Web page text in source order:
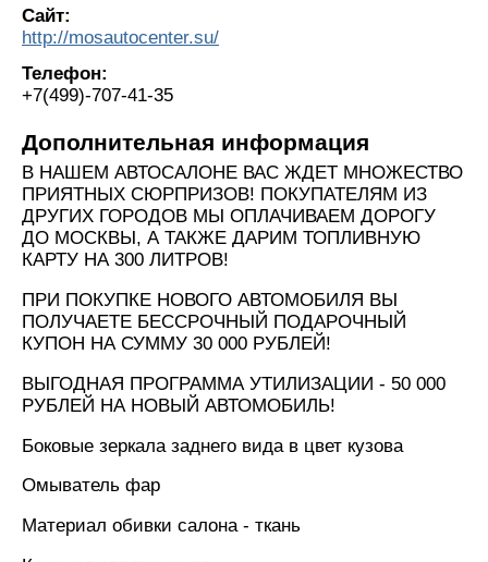
Сайт:
http://mosautocenter.su/
Телефон:
+7(499)-707-41-35
Дополнительная информация
В НАШЕМ АВТОСАЛОНЕ ВАС ЖДЕТ МНОЖЕСТВО
ПРИЯТНЫХ СЮРПРИЗОВ! ПОКУПАТЕЛЯМ ИЗ
ДРУГИХ ГОРОДОВ МЫ ОПЛАЧИВАЕМ ДОРОГУ
ДО МОСКВЫ, А ТАКЖЕ ДАРИМ ТОПЛИВНУЮ
КАРТУ НА 300 ЛИТРОВ!
ПРИ ПОКУПКЕ НОВОГО АВТОМОБИЛЯ ВЫ
ПОЛУЧАЕТЕ БЕССРОЧНЫЙ ПОДАРОЧНЫЙ
КУПОН НА СУММУ 30 000 РУБЛЕЙ!
ВЫГОДНАЯ ПРОГРАММА УТИЛИЗАЦИИ - 50 000
РУБЛЕЙ НА НОВЫЙ АВТОМОБИЛЬ!
Боковые зеркала заднего вида в цвет кузова
Омыватель фар
Материал обивки салона - ткань